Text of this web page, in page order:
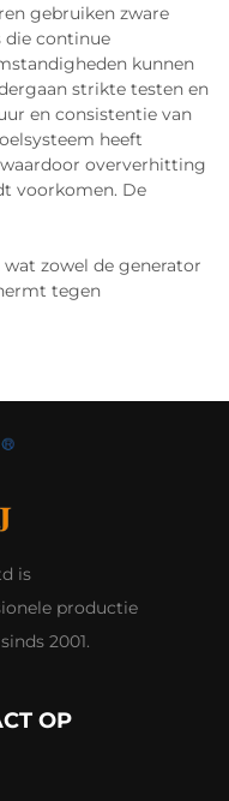
gebruiken zware
die continue
kunnen
strikte testen en
en consistentie van
heeft
oververhitting
voorkomen. De
zowel de generator
tegen
is
productie
2001.
OP